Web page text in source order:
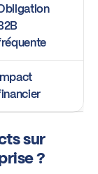
sur
?